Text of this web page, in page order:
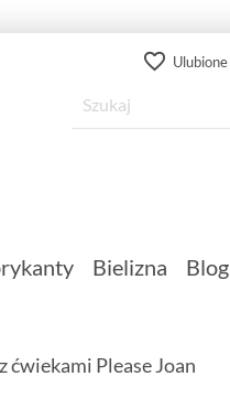
favorite_border Ulubione
Bielizna Blog
ćwiekami Please Joan